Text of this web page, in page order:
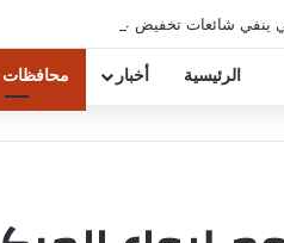
ينفي شائعات تخفيض عقود زيزو والشناوي
الرئيسية أخبار